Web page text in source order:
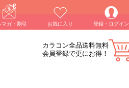
マガ・割引 お気に入り 登録・ログイン
カラコン全品送料無料
会員登録で更にお得！